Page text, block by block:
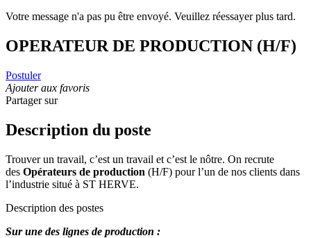
Votre message n'a pas pu être envoyé. Veuillez réessayer plus tard.
OPERATEUR DE PRODUCTION (H/F)
Postuler
Ajouter aux favoris
Partager sur
Description du poste
Trouver un travail, c’est un travail et c’est le nôtre. On recrute
des Opérateurs de production (H/F) pour l’un de nos clients dans
l’industrie situé à ST HERVE.
Description des postes
Sur une des lignes de production :